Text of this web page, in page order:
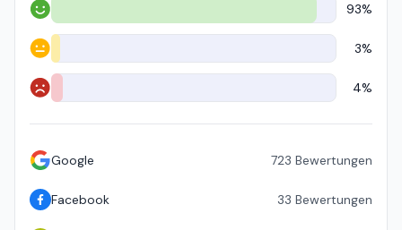
Positiv 93%
Neutral 3%
Negativ 4%
Google 723 Bewertungen
Facebook 33 Bewertungen